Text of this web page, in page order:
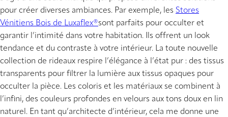
pour créer diverses ambiances. Par exemple, les Stores
Vénitiens Bois de Luxaflex®sont parfaits pour occulter et
garantir l’intimité dans votre habitation. Ils offrent un look
tendance et du contraste à votre intérieur. La toute nouvelle
collection de rideaux respire l’élégance à l’état pur : des tissus
transparents pour filtrer la lumière aux tissus opaques pour
occulter la pièce. Les coloris et les matériaux se combinent à
l’infini, des couleurs profondes en velours aux tons doux en lin
naturel. En tant qu’architecte d’intérieur, cela me donne une